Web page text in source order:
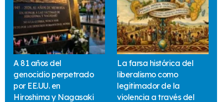
A 81 años del
genocidio perpetrado
por EE.UU. en
Hiroshima y Nagasaki
La farsa histórica del
liberalismo como
legitimador de la
violencia a través del